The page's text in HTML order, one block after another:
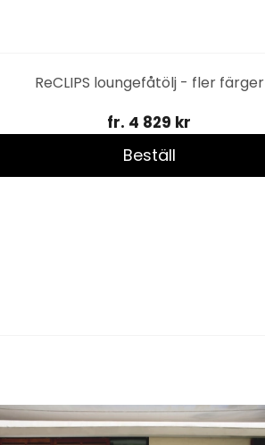
ReCLIPS loungefåtölj - fler färger
fr. 4 829 kr
Beställ